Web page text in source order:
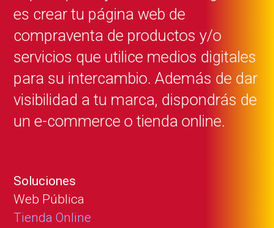
es crear tu página web de
compraventa de productos y/o
servicios que utilice medios digitales
para su intercambio. Además de dar
visibilidad a tu marca, dispondrás de
un e-commerce o tienda online.
Soluciones
Web Pública
Tienda Online